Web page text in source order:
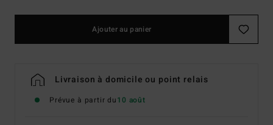
Ajouter au panier
Livraison à domicile ou point relais
Prévue à partir du10 août